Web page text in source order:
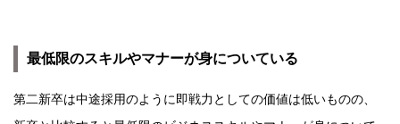
最低限のスキルやマナーが身についている
第二新卒は中途採用のように即戦力としての価値は低いものの、